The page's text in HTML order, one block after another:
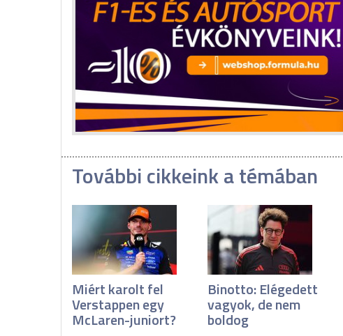
További cikkeink a témában
Miért karolt fel
Verstappen egy
McLaren-juniort?
Binotto: Elégedett
vagyok, de nem
boldog